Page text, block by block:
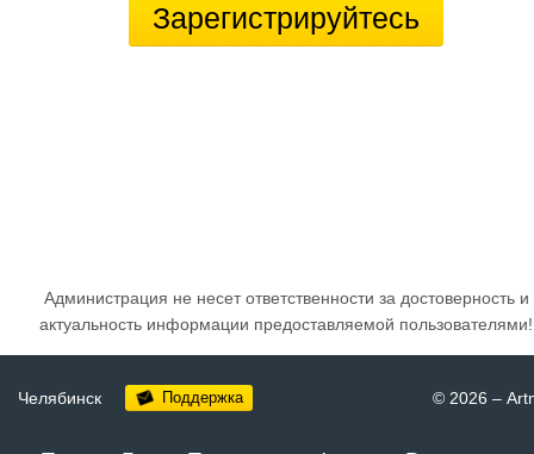
Зарегистрируйтесь
Администрация не несет ответственности за достоверность и
актуальность информации предоставляемой пользователями!
Челябинск Поддержка © 2026 –